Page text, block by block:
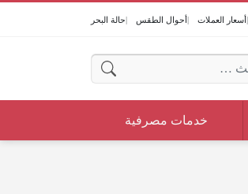
أسعار العملات أحوال الطقس حالة البحر
خدمات مصرفية